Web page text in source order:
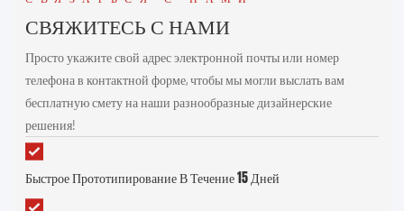
СВЯЖИТЕСЬ С НАМИ
Просто укажите свой адрес электронной почты или номер
телефона в контактной форме, чтобы мы могли выслать вам
бесплатную смету на наши разнообразные дизайнерские
решения!
Быстрое Прототипирование В Течение 15 Дней